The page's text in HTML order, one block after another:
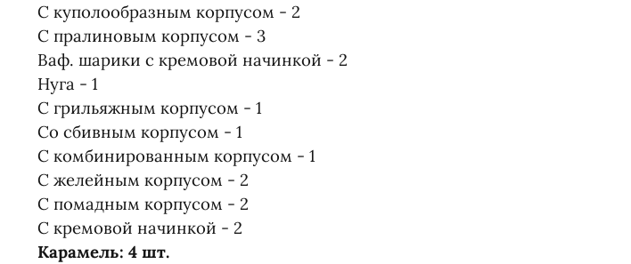
С куполообразным корпусом - 2
С пралиновым корпусом - 3
Ваф. шарики с кремовой начинкой - 2
Нуга - 1
С грильяжным корпусом - 1
Со сбивным корпусом - 1
С комбинированным корпусом - 1
С желейным корпусом - 2
С помадным корпусом - 2
С кремовой начинкой - 2
Карамель: 4 шт.